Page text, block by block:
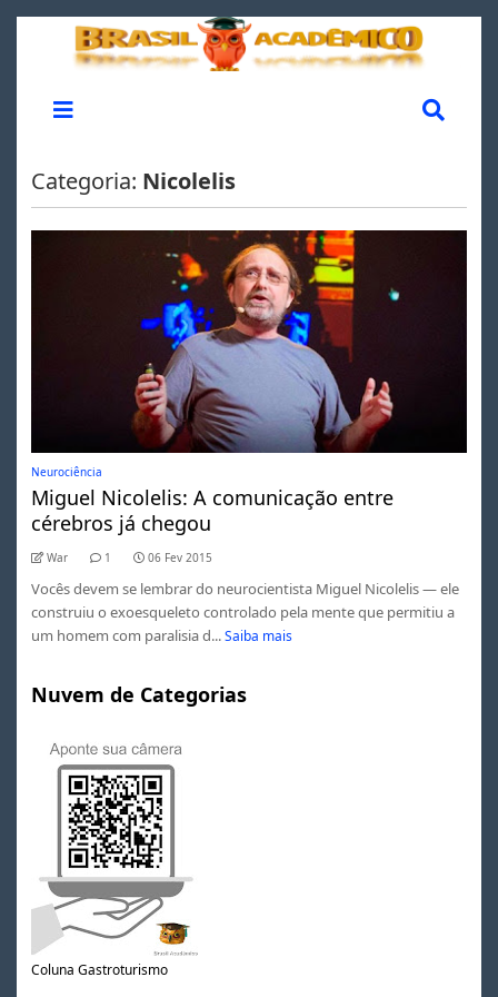
Categoria: Nicolelis
Neurociência
Miguel Nicolelis: A comunicação entre
cérebros já chegou
War 1 06 Fev 2015
Vocês devem se lembrar do neurocientista Miguel Nicolelis — ele
construiu o exoesqueleto controlado pela mente que permitiu a
um homem com paralisia d... Saiba mais
Nuvem de Categorias
Coluna Gastroturismo